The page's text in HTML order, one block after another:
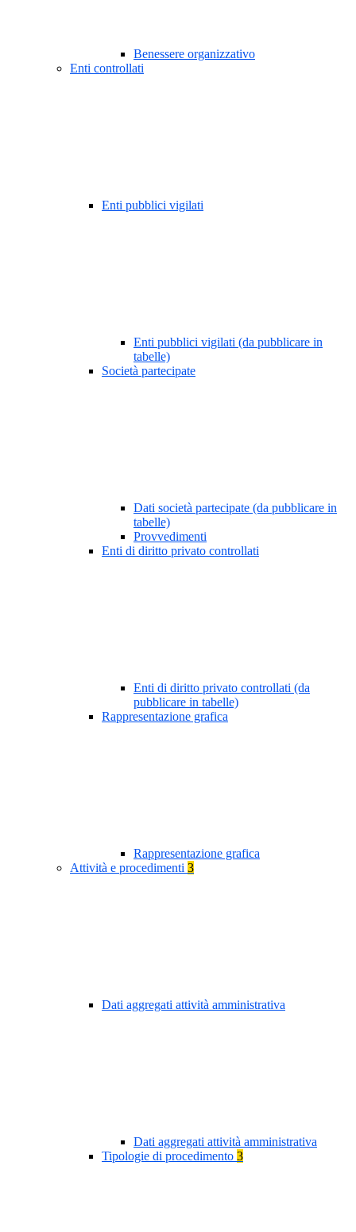
Benessere organizzativo
Enti controllati
Enti pubblici vigilati
Enti pubblici vigilati (da pubblicare in
tabelle)
Società partecipate
Dati società partecipate (da pubblicare in
tabelle)
Provvedimenti
Enti di diritto privato controllati
Enti di diritto privato controllati (da
pubblicare in tabelle)
Rappresentazione grafica
Rappresentazione grafica
Attività e procedimenti 3
Dati aggregati attività amministrativa
Dati aggregati attività amministrativa
Tipologie di procedimento 3